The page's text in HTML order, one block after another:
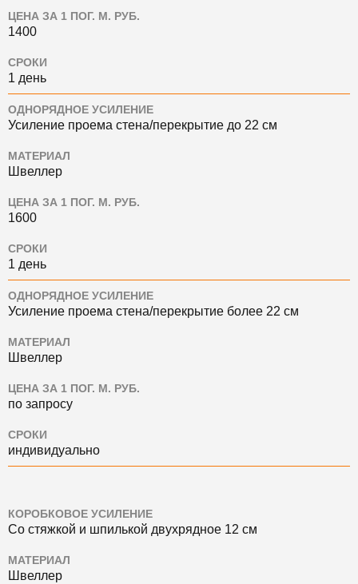
ЦЕНА ЗА 1 ПОГ. М. РУБ.
1400
СРОКИ
1 день
ОДНОРЯДНОЕ УСИЛЕНИЕ
Усиление проема стена/перекрытие до 22 см
МАТЕРИАЛ
Швеллер
ЦЕНА ЗА 1 ПОГ. М. РУБ.
1600
СРОКИ
1 день
ОДНОРЯДНОЕ УСИЛЕНИЕ
Усиление проема стена/перекрытие более 22 см
МАТЕРИАЛ
Швеллер
ЦЕНА ЗА 1 ПОГ. М. РУБ.
по запросу
СРОКИ
индивидуально
КОРОБКОВОЕ УСИЛЕНИЕ
Со стяжкой и шпилькой двухрядное 12 см
МАТЕРИАЛ
Швеллер